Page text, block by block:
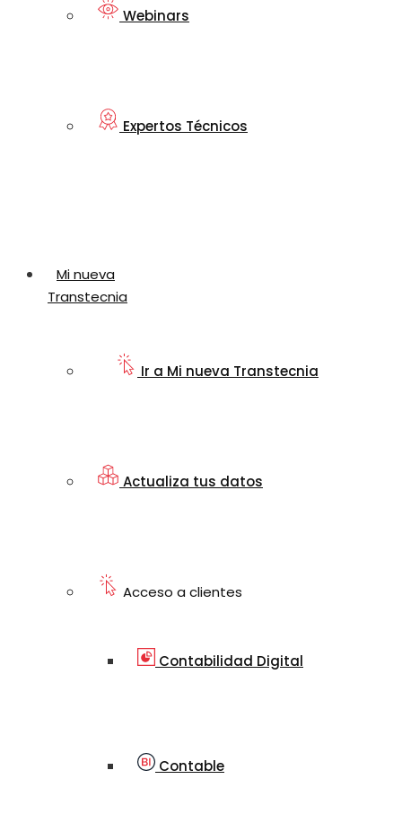
Webinars
Expertos Técnicos
Mi nueva
Transtecnia
Ir a Mi nueva Transtecnia
Actualiza tus datos
Acceso a clientes
Contabilidad Digital
Contable